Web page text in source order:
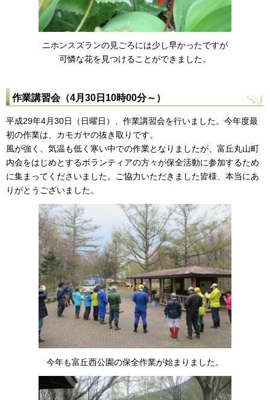
ニホンスズランの見ごろには少し早かったですが
可憐な花を見つけることができました。
作業講習会（4月30日10時00分～）
平成29年4月30日（日曜日）、作業講習会を行いました。今年度最
初の作業は、カモガヤの抜き取りです。
風が強く、気温も低く寒い中での作業となりましたが、富丘丸山町
内会をはじめとするボランティアの方々が保全活動に参加するため
に集まってくださいました。ご協力いただきました皆様、本当にあ
りがとうございました。
今年も富丘西公園の保全作業が始まりました。